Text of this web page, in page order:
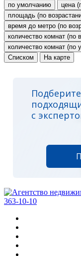
по умолчанию
цена
площадь (по
время до метро (по
количество комнат (по
количество комнат (по
Списком
На карте
Подберите
с
363-10-10